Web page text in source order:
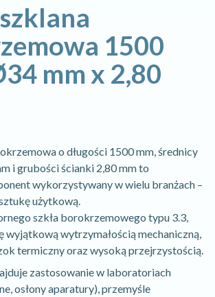
szklana
1500
mm x 2,80
o długości 1500 mm, średnicy
i grubości ścianki 2,80 mm to
wykorzystywany w wielu branżach –
użytkową.
szkła borokrzemowego typu 3.3,
wyjątkową wytrzymałością mechaniczną,
termiczny oraz wysoką przejrzystością.
zastosowanie w laboratoriach
osłony aparatury), przemyśle